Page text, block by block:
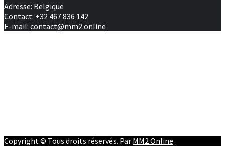
Adresse: Belgique
Contact: +32 467 836 142
E-mail: contact@mm2.online
Copyright © Tous droits réservés. Par MM2 Online